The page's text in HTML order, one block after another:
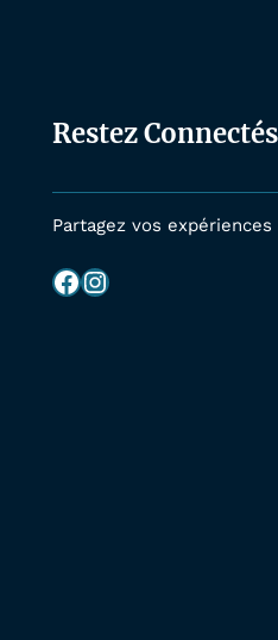
Restez
Partagez vos
Facebook Instagram